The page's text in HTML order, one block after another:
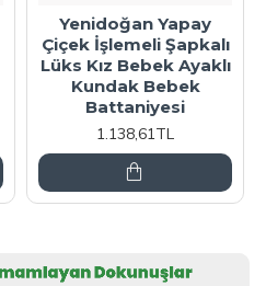
Yenidoğan Yapay
Çiçek İşlemeli Şapkalı
Lüks Kız Bebek Ayaklı
Kundak Bebek
Battaniyesi
1.138,61TL